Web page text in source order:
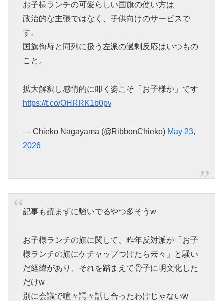
お子様ランチの可愛らしい国旗の使い方は
政治的な主張ではなく、子供向けのサービスで
す。
国旗侮辱と同列に扱う左派の過剰反応はいつもの
こと。
拡大解釈し感情的に叩く姿こそ「お子様か」です
https://t.co/OHRRK1b0pv
— Chieko Nagayama (@RibbonChieko) May 23,
2026
記事も読まずに騒いでるやつ多そうw
お子様ランチの旗に関して、昨年反対派が「お子
様ランチの旗にケチャップつけたら云々」と騒い
だ経緯があり、それを踏まえて骨子に明文化した
だけw
別に会議で喧々諤々話し合ったわけじゃないw